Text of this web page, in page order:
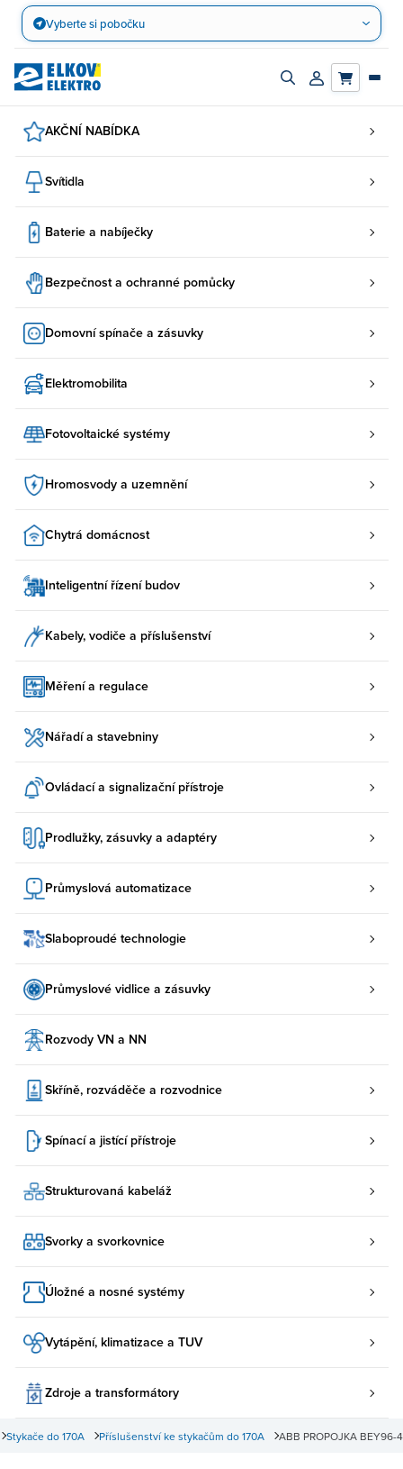
Přejít
obsah
Vyberte si pobočku
Zapnout/vypnout
Přihlásit/
AKČNÍ NABÍDKA
Svítidla
Baterie a nabíječky
Bezpečnost a ochranné pomůcky
Domovní spínače a zásuvky
Elektromobilita
Fotovoltaické systémy
Hromosvody a uzemnění
Chytrá domácnost
Inteligentní řízení budov
Kabely, vodiče a příslušenství
Měření a regulace
Nářadí a stavebniny
Ovládací a signalizační přístroje
Prodlužky, zásuvky a adaptéry
Průmyslová automatizace
Slaboproudé technologie
Průmyslové vidlice a zásuvky
Rozvody VN a NN
Skříně, rozváděče a rozvodnice
Spínací a jistící přístroje
Strukturovaná kabeláž
Svorky a svorkovnice
Úložné a nosné systémy
Vytápění, klimatizace a TUV
Zdroje a transformátory
ABB PROPOJKA BEY96-4
Příslušenství ke stykačům do 170A
Stykače do 170A